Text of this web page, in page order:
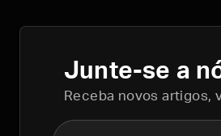
Junte-se a
Receba novos artigos,
Nome completo